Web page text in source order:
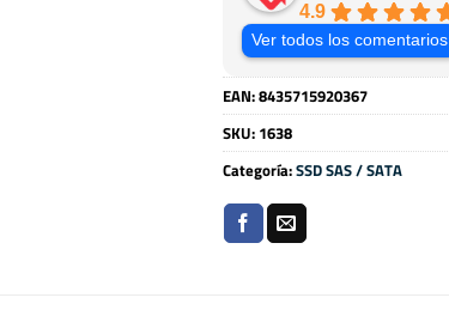
4.9
Ver todos los comentarios
EAN:8435715920367
SKU: 1638
Categoría:SSD SAS / SATA